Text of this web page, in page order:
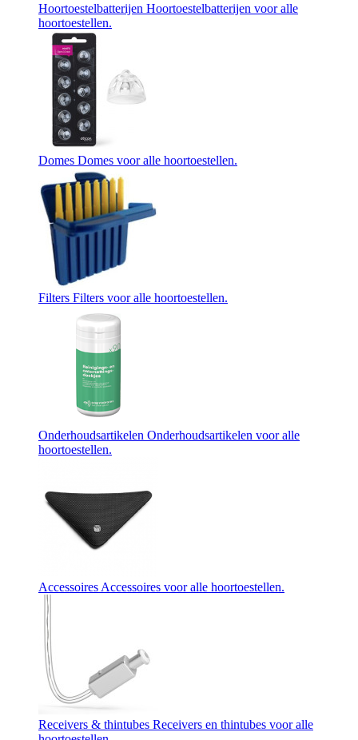
Hoortoestelbatterijen Hoortoestelbatterijen voor alle
hoortoestellen.
Domes Domes voor alle hoortoestellen.
Filters Filters voor alle hoortoestellen.
Onderhoudsartikelen Onderhoudsartikelen voor alle
hoortoestellen.
Accessoires Accessoires voor alle hoortoestellen.
Receivers & thintubes Receivers en thintubes voor alle